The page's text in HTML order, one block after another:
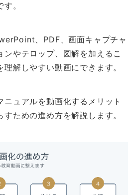
。
、PDF、画面キャプチャ
ンやテロップ、図解を加えるこ
解しやすい動画にできます。
ニュアルを動画化するメリット
ための進め方を解説します。